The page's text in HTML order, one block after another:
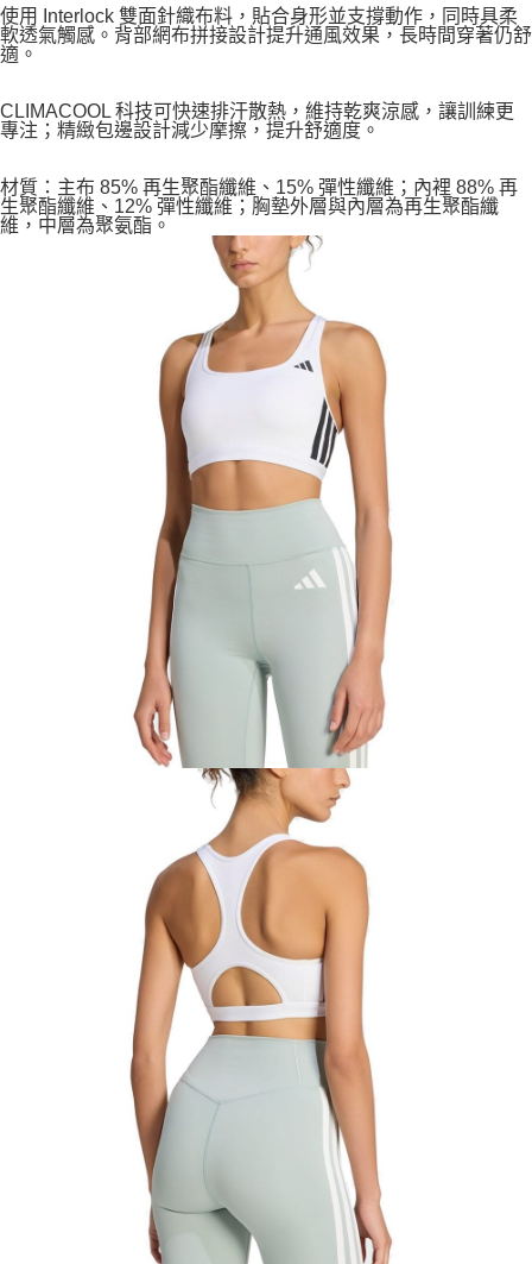
使用 Interlock 雙面針織布料，貼合身形並支撐動作，同時具柔
軟透氣觸感。背部網布拼接設計提升通風效果，長時間穿著仍舒
適。
CLIMACOOL 科技可快速排汗散熱，維持乾爽涼感，讓訓練更
專注；精緻包邊設計減少摩擦，提升舒適度。
材質：主布 85% 再生聚酯纖維、15% 彈性纖維；內裡 88% 再
生聚酯纖維、12% 彈性纖維；胸墊外層與內層為再生聚酯纖
維，中層為聚氨酯。